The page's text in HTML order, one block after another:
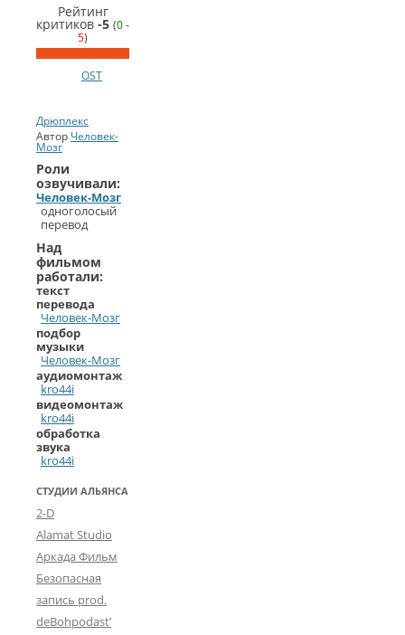
Рейтинг
критиков-5 (0-
5)
OST
Дрюплекс
Автор Человек-
Мозг
Роли
озвучивали:
Человек-Мозг
одноголосый
перевод
Над
фильмом
работали:
текст
перевода
Человек-Мозг
подбор
музыки
Человек-Мозг
аудиомонтаж
kro44i
видеомонтаж
kro44i
обработка
звука
kro44i
СТУДИИ АЛЬЯНСА
2-D
Alamat Studio
Аркада Фильм
Безопасная
запись prod.
deBohpodast’